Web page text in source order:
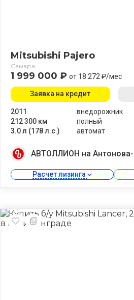
Mitsubishi Pajero
Самара
1 999 000 ₽ от 18 272 ₽/мес
2011
212 300 км
3.0 л (178 л.с.)
внедорожник
полный
автомат
Заявка на кредит
АВТОЛЛИОН на Антонова-
Расчет лизинга